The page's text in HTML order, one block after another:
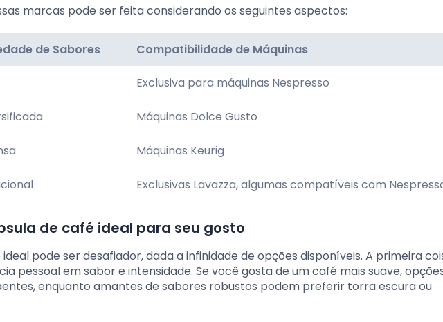
marcas pode ser feita considerando os seguintes aspectos:
de Sabores Compatibilidade de Máquinas
Exclusiva para máquinas Nespresso
Máquinas Dolce Gusto
Máquinas Keurig
Exclusivas Lavazza, algumas compatíveis com
de café ideal para seu gosto
pode ser desafiador, dada a infinidade de opções disponíveis. A primeira
pessoal em sabor e intensidade. Se você gosta de um café mais suave,
enquanto amantes de sabores robustos podem preferir torra escura ou